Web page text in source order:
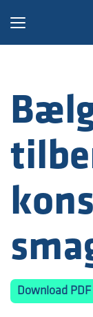
Toggle
Download PDF